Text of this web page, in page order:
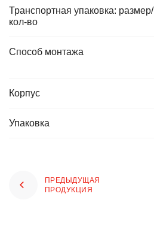
Транспортная упаковка: размер/
кол-во
Способ монтажа
Корпус
Упаковка
ПРЕДЫДУЩАЯ
ПРОДУКЦИЯ